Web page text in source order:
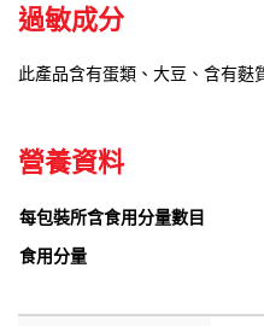
過敏成分
此產品含有蛋類、大豆、含有麩
營養資料
每包裝所含食用分量數目
食用分量